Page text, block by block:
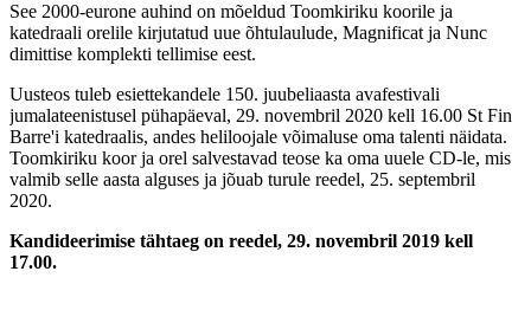
See 2000-eurone auhind on mõeldud Toomkiriku koorile ja
katedraali orelile kirjutatud uue õhtulaulude, Magnificat ja Nunc
dimittise komplekti tellimise eest.
Uusteos tuleb esiettekandele 150. juubeliaasta avafestivali
jumalateenistusel pühapäeval, 29. novembril 2020 kell 16.00 St Fin
Barre'i katedraalis, andes heliloojale võimaluse oma talenti näidata.
Toomkiriku koor ja orel salvestavad teose ka oma uuele CD-le, mis
valmib selle aasta alguses ja jõuab turule reedel, 25. septembril
2020.
Kandideerimise tähtaeg on reedel, 29. novembril 2019 kell
17.00.